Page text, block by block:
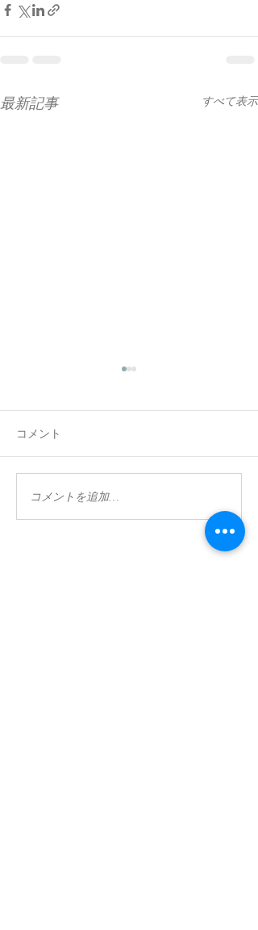
最新記事 すべて表示
KARUIZAWA VILLA
LIMELIGHT
コメント
コメントを追加…